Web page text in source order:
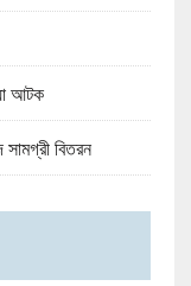
আটক
বিতরন